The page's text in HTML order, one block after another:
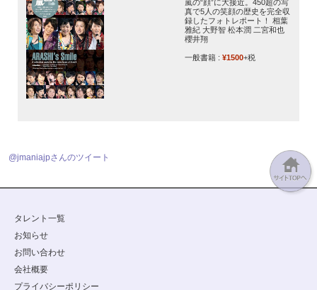
嵐の“顔”に大接近。450超の写
真で5人の笑顔の歴史を完全収
録したフォトレポート！ 相葉
雅紀 大野智 松本潤 二宮和也
櫻井翔
一般書籍 : ¥1500+税
@jmaniajpさんのツイート
タレント一覧
お知らせ
お問い合わせ
会社概要
プライバシーポリシー